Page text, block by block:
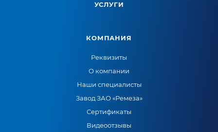
УСЛУГИ
КОМПАНИЯ
Реквизиты
О компании
Наши специалисты
Завод ЗАО «Ремеза»
Сертификаты
Видеоотзывы